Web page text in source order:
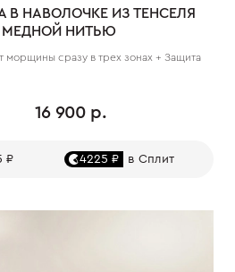
В НАВОЛОЧКЕ ИЗ ТЕНСЕЛЯ
МЕДНОЙ НИТЬЮ
морщины сразу в трех зонах + Защита
16 900 р.
₽ 4225 ₽ в Сплит